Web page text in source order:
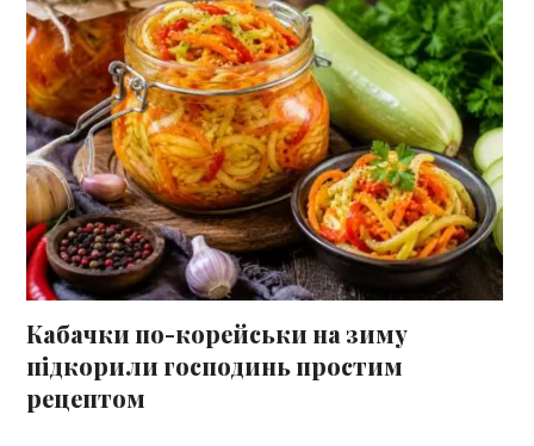
Кабачки по-корейськи на зиму
підкорили господинь простим
рецептом